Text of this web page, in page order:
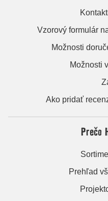
Vzorový formulár
Možnosti
Možnosti
Ako pridať
Prečo
Prehľad